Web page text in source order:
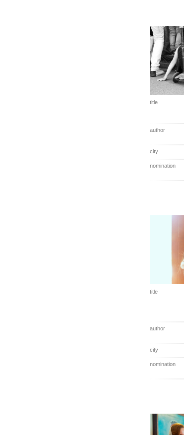
title
author
city
nomination
title
author
city
nomination